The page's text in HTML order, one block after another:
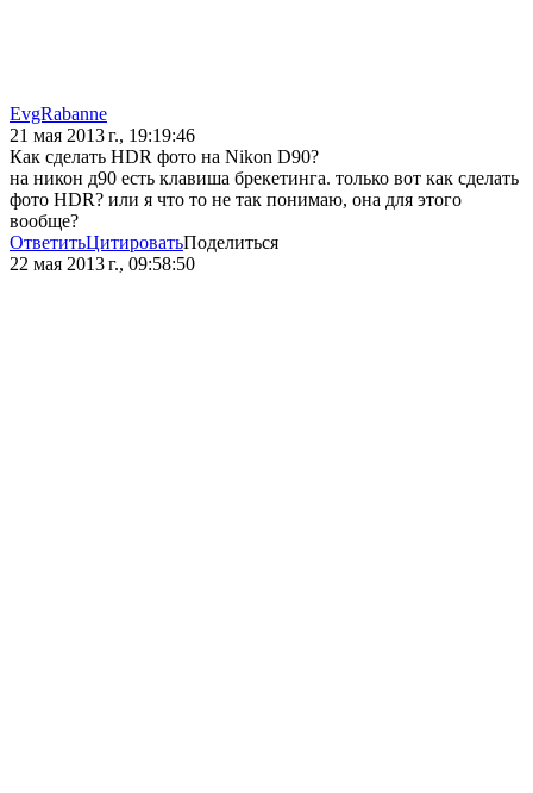
EvgRabanne
21 мая 2013 г., 19:19:46
Как сделать HDR фото на Nikon D90?
на никон д90 есть клавиша брекетинга. только вот как сделать
фото HDR? или я что то не так понимаю, она для этого
вообще?
ОтветитьЦитироватьПоделиться
22 мая 2013 г., 09:58:50